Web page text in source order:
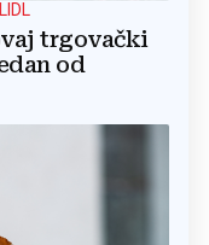
trgovački
od